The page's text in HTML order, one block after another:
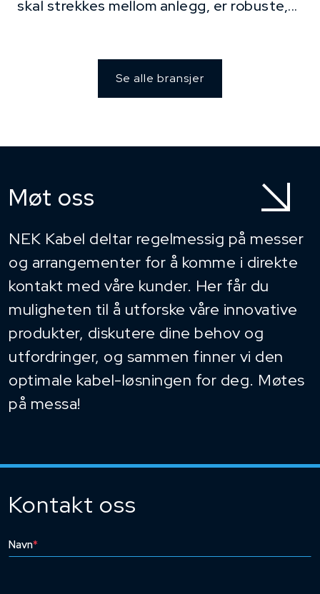
skal strekkes mellom anlegg, er robuste,...
Se alle bransjer
Møt oss
NEK Kabel deltar regelmessig på messer
og arrangementer for å komme i direkte
kontakt med våre kunder. Her får du
muligheten til å utforske våre innovative
produkter, diskutere dine behov og
utfordringer, og sammen finner vi den
optimale kabel-løsningen for deg. Møtes
på messa!
Kontakt oss
Navn*